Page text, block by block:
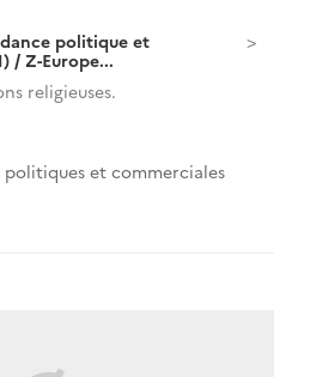
politique et
/ Z-Europe...
religieuses.
et commerciales